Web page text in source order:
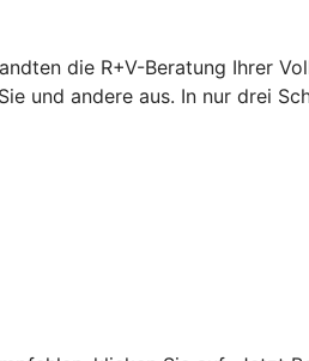
die R+V-Beratung Ihrer
und andere aus. In nur drei